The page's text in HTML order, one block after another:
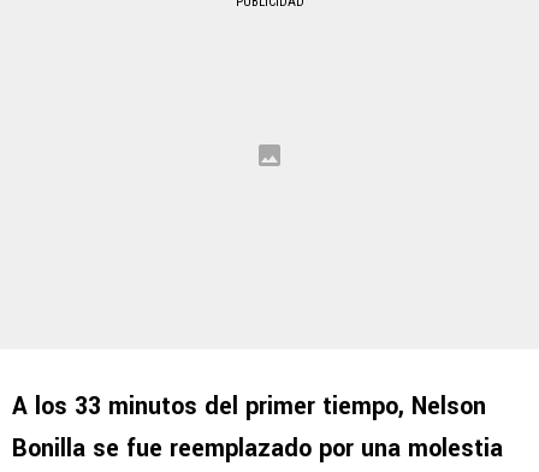
A los 33 minutos del primer tiempo, Nelson
Bonilla se fue reemplazado por una molestia